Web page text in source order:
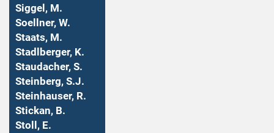
Siggel, M.
Soellner, W.
Staats, M.
Stadlberger, K.
Staudacher, S.
Steinberg, S.J.
Steinhauser, R.
Stickan, B.
Stoll, E.